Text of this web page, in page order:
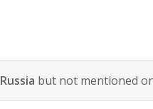
Russia but not mentioned